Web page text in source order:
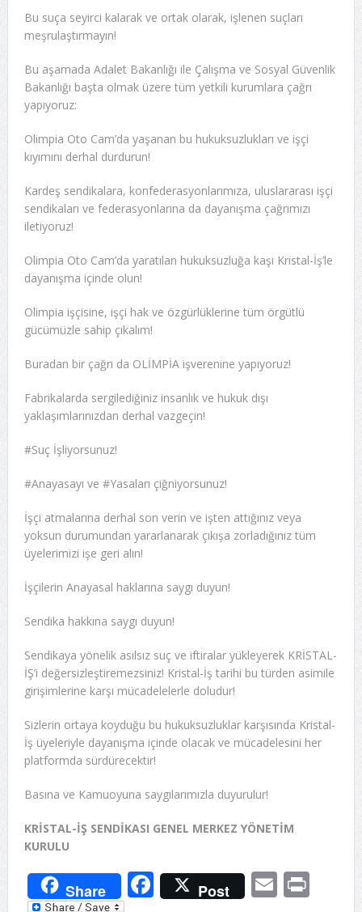
Bu suça seyirci kalarak ve ortak olarak, işlenen suçları
meşrulaştırmayın!
Bu aşamada Adalet Bakanlığı ile Çalışma ve Sosyal Güvenlik
Bakanlığı başta olmak üzere tüm yetkili kurumlara çağrı
yapıyoruz:
Olimpia Oto Cam’da yaşanan bu hukuksuzlukları ve işçi
kıyımını derhal durdurun!
Kardeş sendikalara, konfederasyonlarımıza, uluslararası işçi
sendikaları ve federasyonlarına da dayanışma çağrımızı
iletiyoruz!
Olimpia Oto Cam’da yaratılan hukuksuzluğa kaşı Kristal-İş’le
dayanışma içinde olun!
Olimpia işçisine, işçi hak ve özgürlüklerine tüm örgütlü
gücümüzle sahip çıkalım!
Buradan bir çağrı da OLİMPİA işverenine yapıyoruz!
Fabrikalarda sergilediğiniz insanlık ve hukuk dışı
yaklaşımlarınızdan derhal vazgeçin!
#Suç İşliyorsunuz!
#Anayasayı ve #Yasaları çiğniyorsunuz!
İşçi atmalarına derhal son verin ve işten attığınız veya
yoksun durumundan yararlanarak çıkışa zorladığınız tüm
üyelerimizi işe geri alın!
İşçilerin Anayasal haklarına saygı duyun!
Sendika hakkına saygı duyun!
Sendikaya yönelik asılsız suç ve iftiralar yükleyerek KRİSTAL-
İŞ’i değersizleştiremezsiniz! Kristal-İş tarihi bu türden asimile
girişimlerine karşı mücadelelerle doludur!
Sizlerin ortaya koyduğu bu hukuksuzluklar karşısında Kristal-
İş üyeleriyle dayanışma içinde olacak ve mücadelesini her
platformda sürdürecektir!
Basına ve Kamuoyuna saygılarımızla duyurulur!
KRİSTAL-İŞ SENDİKASI GENEL MERKEZ YÖNETİM
KURULU
Share Facebook
Post Email